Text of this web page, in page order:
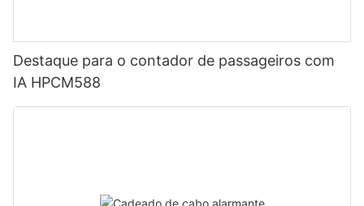
Destaque para o contador de passageiros com
IA HPCM588